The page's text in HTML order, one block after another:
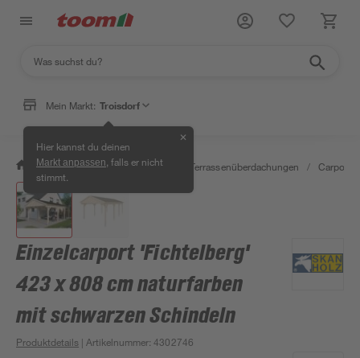
Mein Markt: Troisdorf
Hier kannst du deinen
Markt anpassen , falls er nicht
stimmt.
✕
/ Garten & Freizeit / Carports & Terrassenüberdachungen / Carports
Einzelcarport 'Fichtelberg'
423 x 808 cm naturfarben
mit schwarzen Schindeln
Produktdetails | Artikelnummer:4302746